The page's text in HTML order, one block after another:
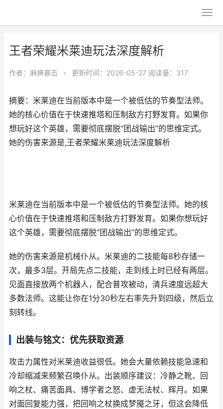
王者荣耀米莱迪玩法深度解析
作者： 麻痹暴击 • 更新时间：2026-05-27 阅读量：317
摘要：米莱迪在当前版本中是一个被低估的节奏型法师。
她的核心价值在于快速推塔和压制敌方打野发育。如果你
想玩好这个英雄，需要彻底摆脱“团战输出”的思维定式。
她的伤害来源是,王者荣耀米莱迪玩法深度解析
米莱迪在当前版本中是一个被低估的节奏型法师。她的核
心价值在于快速推塔和压制敌方打野发育。如果你想玩好
这个英雄，需要彻底摆脱“团战输出”的思维定式。
她的伤害来源是机械仆从。米莱迪的二技能每8秒存储一
次，最多3层。开局先点二技能，走到线上时已经有两层。
见面直接放两个机器人，配合普攻被动，清兵速度远超大
多数法师。这能让你在1分30秒左右率先升到四级，然后立
刻转线。
出装与铭文：优先获取资源
攻击力属性对米莱迪收益很低。她会大量依赖技能急速和
冷却缩减来频繁召唤仆从。出装顺序建议：冷静之靴、回
响之杖、痛苦面具、博学者之怒、虚无法杖、辉月。如果
对面回复能力强，把回响之杖换成梦魇之牙，但这会降低